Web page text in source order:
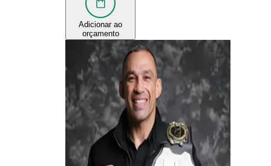
Adicionar ao
orçamento